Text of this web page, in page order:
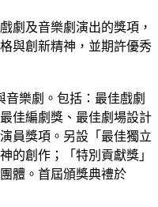
劇及音樂劇演出的獎項，
與創新精神，並期許優秀
音樂劇。包括：最佳戲劇
佳編劇獎、最佳劇場設計
員獎項。另設「最佳獨立
的創作；「特別貢獻獎」
體。首屆頒獎典禮於